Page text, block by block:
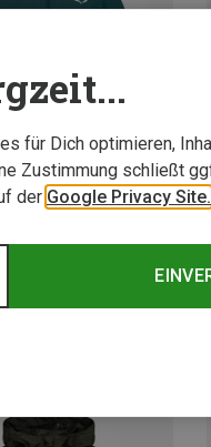
für Dich optimieren,
Zustimmung schließt
der Google Privacy Site.